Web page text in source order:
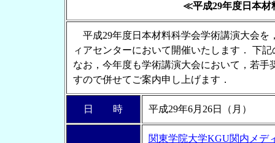
≪平成29年度日本材
平成29年度日本材料科学会学術講演大会を
ィアセンターにおいて開催いたします． 下
なお，今年度も学術講演大会において，若
すので併せてご案内申し上げます．
日 時 平成29年6月26日（月）
関東学院大学KGU関内メデ